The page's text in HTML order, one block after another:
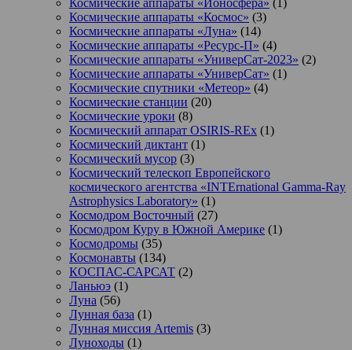
Космические аппараты «Космос» (3)
Космические аппараты «Луна» (14)
Космические аппараты «Ресурс-П» (4)
Космические аппараты «УниверСат-2023» (2)
Космические аппараты «УниверСат» (1)
Космические спутники «Метеор» (4)
Космические станции (20)
Космические уроки (8)
Космический аппарат OSIRIS-REx (1)
Космический диктант (1)
Космический мусор (3)
Космический телескоп Европейского
космического агентства «INTErnational Gamma-Ray
Astrophysics Laboratory» (1)
Космодром Восточный (27)
Космодром Куру в Южной Америке (1)
Космодромы (35)
Космонавты (134)
КОСПАС-САРСАТ (2)
Ланьюэ (1)
Луна (56)
Лунная база (1)
Лунная миссия Artemis (3)
Луноходы (1)